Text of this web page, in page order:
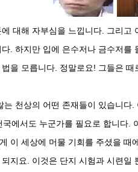
대해 자부심을 느낍니다. 그리
. 하지만 입에 은수저나 금수저를
을 모릅니다. 정말로요! 그들은
는 천상의 어떤 존재들이 있습니
에서도 누군가를 필요로 합니다.
이 세상에 머물 기회를 주셨을
지요. 이것은 단지 시험과 시련